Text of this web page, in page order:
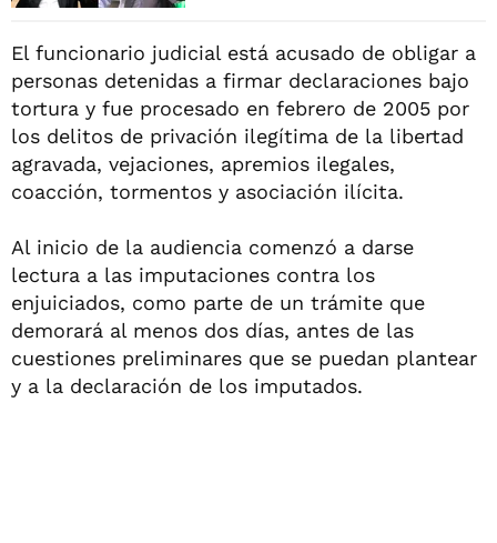
El funcionario judicial está acusado de obligar a
personas detenidas a firmar declaraciones bajo
tortura y fue procesado en febrero de 2005 por
los delitos de privación ilegítima de la libertad
agravada, vejaciones, apremios ilegales,
coacción, tormentos y asociación ilícita.
Al inicio de la audiencia comenzó a darse
lectura a las imputaciones contra los
enjuiciados, como parte de un trámite que
demorará al menos dos días, antes de las
cuestiones preliminares que se puedan plantear
y a la declaración de los imputados.